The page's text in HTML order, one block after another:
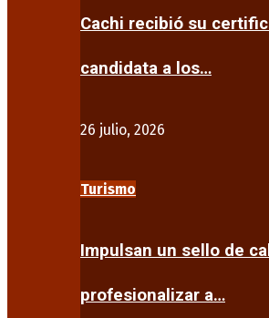
Cachi recibió su
candidata a los…
26 julio, 2026
Turismo
Impulsan un sello de
profesionalizar a…